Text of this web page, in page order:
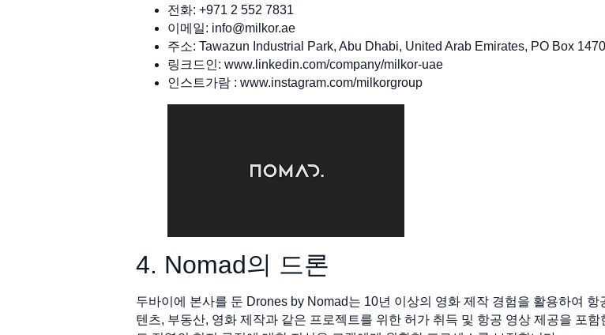
전화: +971 2 552 7831
이메일: info@milkor.ae
주소: Tawazun Industrial Park, Abu Dhabi, United Arab Emirates, PO Box
링크드인: www.linkedin.com/company/milkor-uae
인스트가람 : www.instagram.com/milkorgroup
4. Nomad의 드론
두바이에 본사를 둔 Drones by Nomad는 10년 이상의 영화 제작 경험을 활용하여
텐츠, 부동산, 영화 제작과 같은 프로젝트를 위한 허가 취득 및 항공 영상 제공을 포